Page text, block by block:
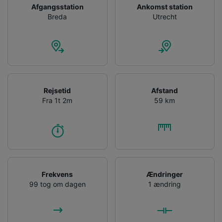
Afgangsstation
Breda
Ankomst station
Utrecht
Rejsetid
Fra 1t 2m
Afstand
59 km
Frekvens
99 tog om dagen
Ændringer
1 ændring